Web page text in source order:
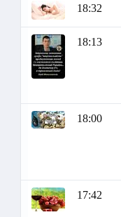
18:32
18:13
18:00
17:42